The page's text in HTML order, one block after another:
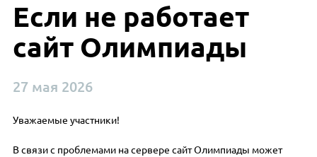
Если не работает
сайт Олимпиады
27 мая 2026
Уважаемые участники!
В связи с проблемами на сервере сайт Олимпиады может